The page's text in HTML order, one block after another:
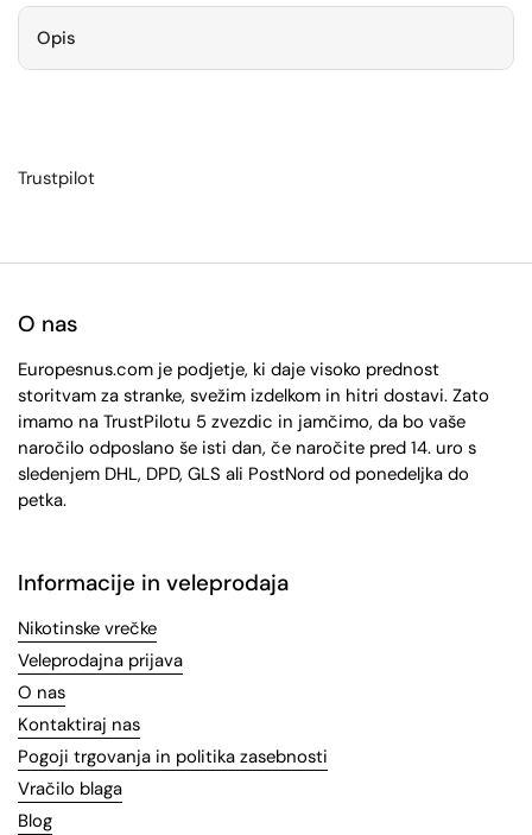
Opis
Trustpilot
O nas
Europesnus.com je podjetje, ki daje visoko prednost
storitvam za stranke, svežim izdelkom in hitri dostavi. Zato
imamo na TrustPilotu 5 zvezdic in jamčimo, da bo vaše
naročilo odposlano še isti dan, če naročite pred 14. uro s
sledenjem DHL, DPD, GLS ali PostNord od ponedeljka do
petka.
Informacije in veleprodaja
Nikotinske vrečke
Veleprodajna prijava
O nas
Kontaktiraj nas
Pogoji trgovanja in politika zasebnosti
Vračilo blaga
Blog